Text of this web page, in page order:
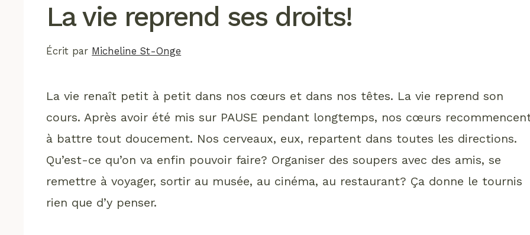
La vie reprend ses droits!
Écrit par Micheline St-Onge
La vie renaît petit à petit dans nos cœurs et dans nos têtes. La vie reprend son
cours. Après avoir été mis sur PAUSE pendant longtemps, nos cœurs
à battre tout doucement. Nos cerveaux, eux, repartent dans toutes les directions.
Qu’est-ce qu’on va enfin pouvoir faire? Organiser des soupers avec des amis, se
remettre à voyager, sortir au musée, au cinéma, au restaurant? Ça donne le tournis
rien que d’y penser.